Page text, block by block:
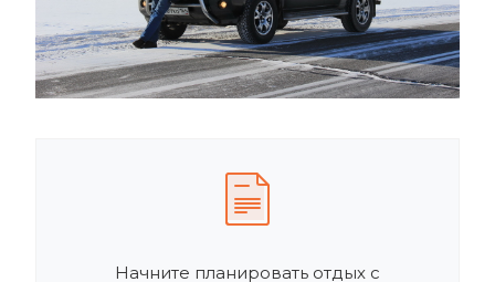
Начните планировать отдых с